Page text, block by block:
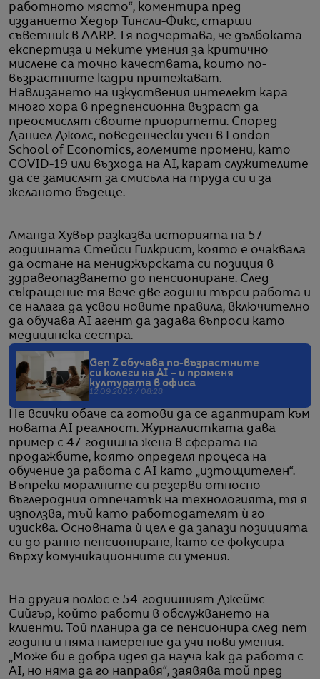
работното място“, коментира пред
изданието Хедър Тинсли-Фикс, старши
съветник в AARP. Тя подчертава, че дълбоката
експертиза и меките умения за критично
мислене са точно качествата, които по-
възрастните кадри притежават.
Навлизането на изкуствения интелект кара
много хора в предпенсионна възраст да
преосмислят своите приоритети. Според
Даниел Джолс, поведенчески учен в London
School of Economics, големите промени, като
COVID-19 или възхода на AI, карат служителите
да се замислят за смисъла на труда си и за
желаното бъдеще.
Аманда Хувър разказва историята на 57-
годишната Стейси Гилкрист, която е очаквала
да остане на мениджърската си позиция в
здравеопазването до пенсиониране. След
съкращение тя вече две години търси работа и
се налага да усвои новите правила, включително
да обучава AI агент да задава въпроси като
медицинска сестра.
Gen Z обучава по-възрастните
си колеги на AI – и променя
културата в офиса
12.09.2025 / 08:28
Не всички обаче са готови да се адаптират към
новата AI реалност. Журналистката дава
пример с 47-годишна жена в сферата на
продажбите, която определя процеса на
обучение за работа с AI като „изтощителен“.
Въпреки моралните си резерви относно
въглеродния отпечатък на технологията, тя я
използва, тъй като работодателят ѝ го
изисква. Основната ѝ цел е да запази позицията
си до ранно пенсиониране, като се фокусира
върху комуникационните си умения.
На другия полюс е 54-годишният Джеймс
Сийгър, който работи в обслужването на
клиенти. Той планира да се пенсионира след пет
години и няма намерение да учи нови умения.
„Може би е добра идея да науча как да работя с
AI, но няма да го направя“, заявява той пред